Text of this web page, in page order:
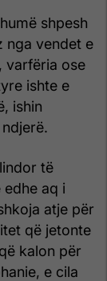
shpesh
nga vendet e
varfëria ose
ishte e
ishin
të
edhe aq i
atje për
që jetonte
kalon për
e cila